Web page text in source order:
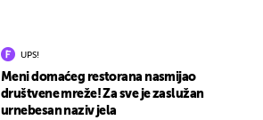
UPS!
Meni domaćeg restorana nasmijao
društvene mreže! Za sve je zaslužan
urnebesan naziv jela